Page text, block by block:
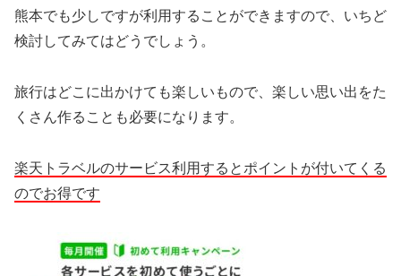
熊本でも少しですが利用することができますので、いちど
検討してみてはどうでしょう。
旅行はどこに出かけても楽しいもので、楽しい思い出をた
くさん作ることも必要になります。
楽天トラベルのサービス利用するとポイントが付いてくる
のでお得です